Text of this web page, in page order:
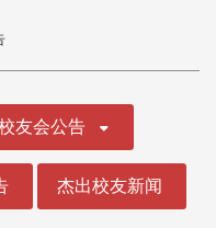
友会公告
杰出校友新闻